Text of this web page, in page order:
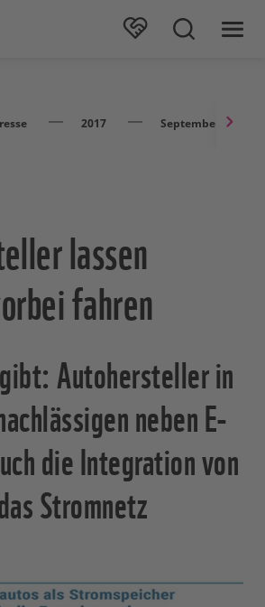
2017 September
lassen
fahren
Autohersteller in
neben E-
die Integration von
Stromnetz